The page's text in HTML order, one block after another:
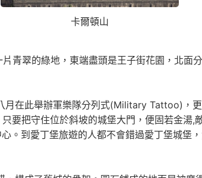
卡爾頓山
青翠的綠地，東端盡頭是王子街花園，北面
月在此舉辦軍樂隊分列式(Military Tattoo)，
要把守住位於斜坡的城堡大門，便固若金湯,
。到愛丁堡旅遊的人都不會錯過愛丁堡城堡